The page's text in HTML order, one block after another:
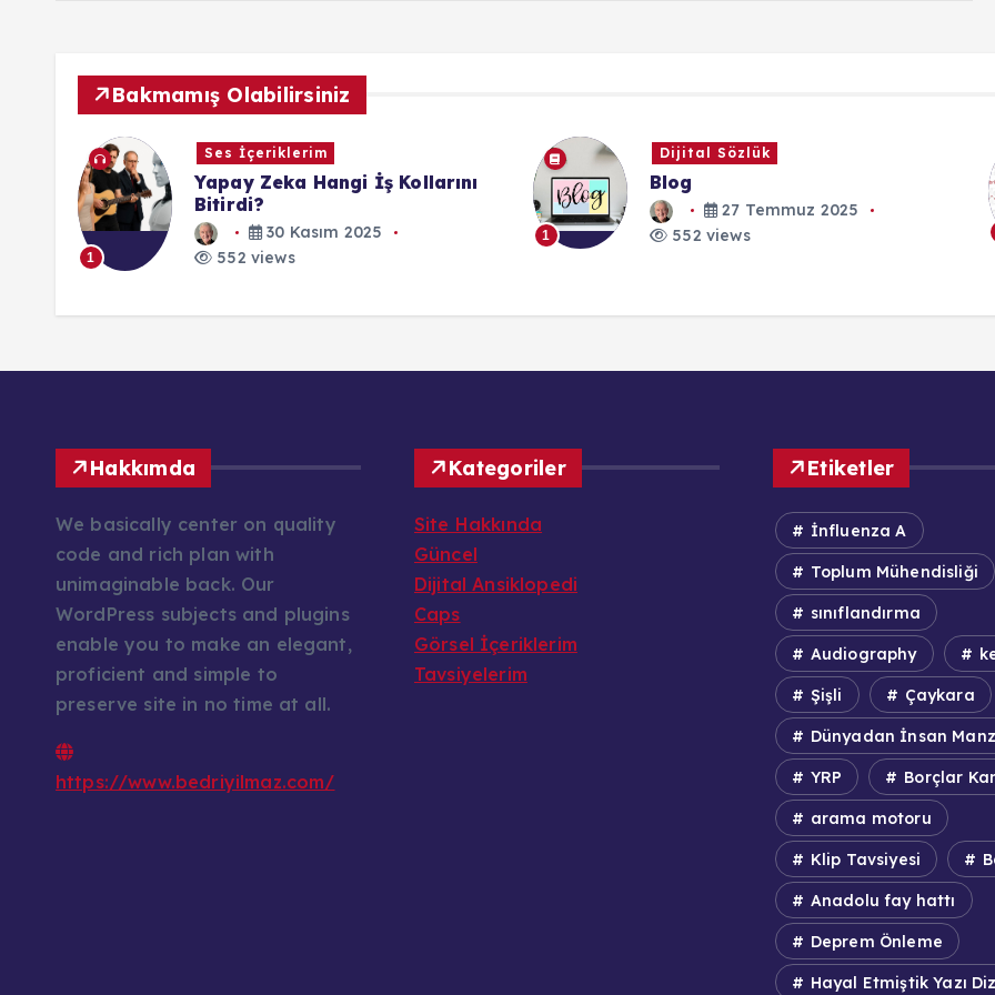
Bakmamış Olabilirsiniz
İçeriklerim
Zeka Hangi İş Kollarını
30 Kasım 2025
1
Blog
27 Temmuz 2025
İçeriğim
4
Hakkımda
We basically center on quality
code and rich plan with
unimaginable back. Our
WordPress subjects and plugins
enable you to make an elegant,
proficient and simple to
preserve site in no time at all.
https://www.bedriyilmaz.com/
Kategoriler
Site Hakkında
Güncel
Dijital Ansiklopedi
Caps
Görsel İçeriklerim
Tavsiyelerim
Etiketler
İnfluenza A
Toplum Mühendisliği
sınıflandırma
Audiography
Şişli Çaykara
Dünyadan İnsan
YRP Borçlar
arama motoru
Klip Tavsiyesi
Anadolu fay hattı
Deprem Önleme
Hayal Etmiştik Yazı